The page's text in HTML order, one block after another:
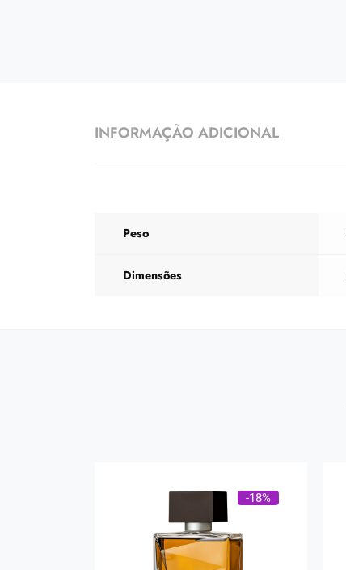
INFORMAÇÃO ADICIONAL
Peso
Dimensões
-18%